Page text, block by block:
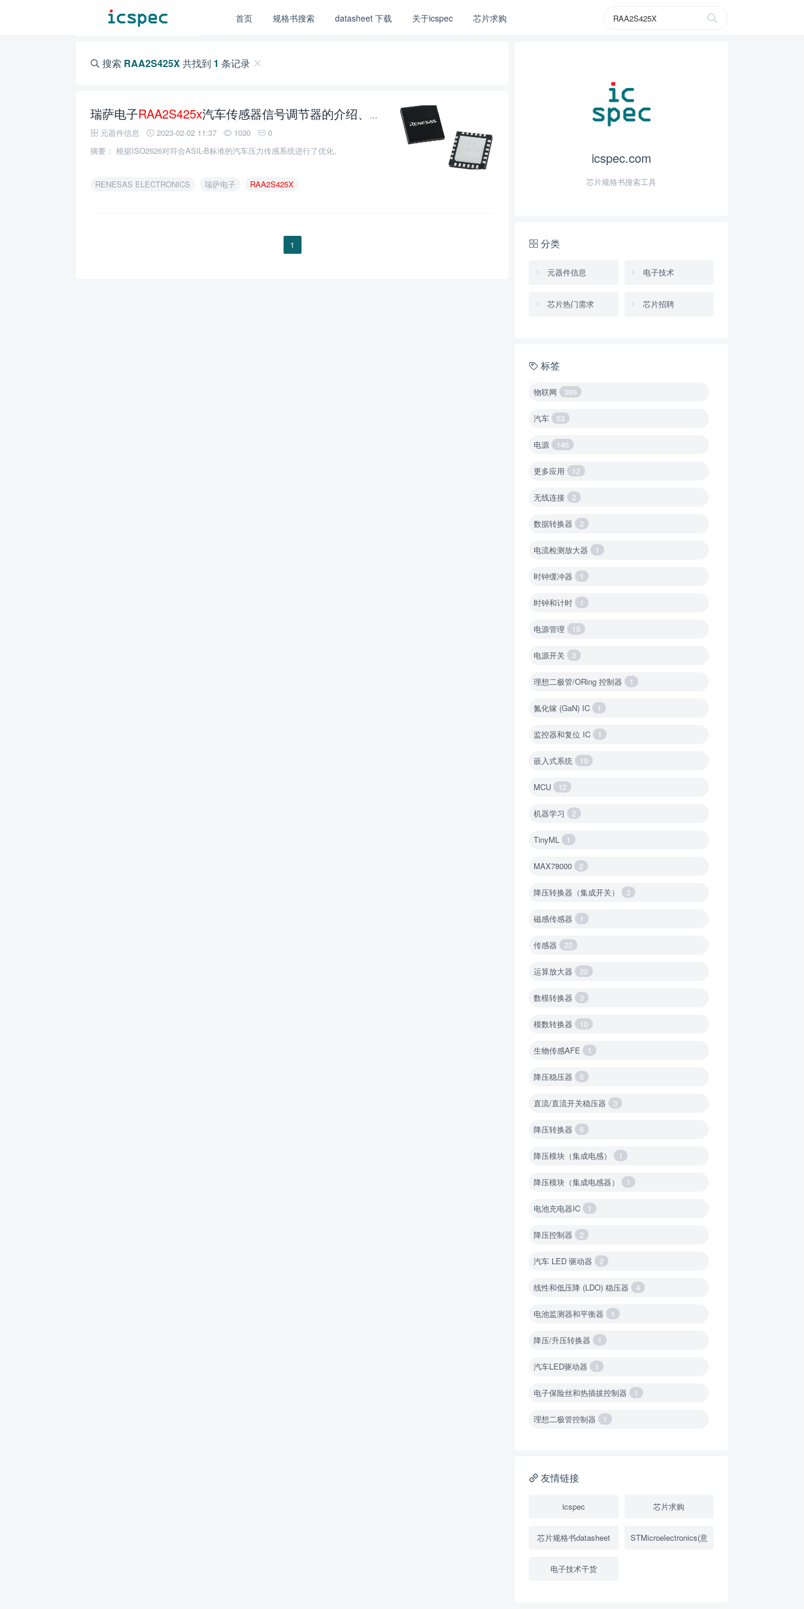
首页 规格书搜索 datasheet 下载 关于icspec 芯片求购
搜索 RAA2S425X共找到 1 条记录
瑞萨电子RAA2S425x汽车传感器信号调节器的介绍、特性、及应用
元器件信息 2023-02-02 11:37 1030
0
摘要： 根据ISO2626对符合ASIL-B标准的汽车压力传感系统进行了优化。
RENESAS ELECTRONICS 瑞萨电子 RAA2S425X
1
icspec.com
芯片规格书搜索工具
分类
元器件信息 电子技术
芯片热门需求 芯片招聘
标签
物联网 386
汽车 53
电源 146
更多应用 12
无线连接 2
数据转换器 2
电流检测放大器 1
时钟缓冲器 1
时钟和计时 1
电源管理 19
电源开关 3
理想二极管/ORing 控制器 1
氮化镓 (GaN) IC 1
监控器和复位 IC 1
嵌入式系统 19
MCU 12
机器学习 2
TinyML 1
MAX78000 2
降压转换器（集成开关） 3
磁感传感器 1
传感器 22
运算放大器 20
数模转换器 3
模数转换器 10
生物传感AFE 1
降压稳压器 5
直流/直流开关稳压器 3
降压转换器 6
降压模块（集成电感） 1
降压模块（集成电感器） 1
电池充电器IC 1
降压控制器 2
汽车 LED 驱动器 2
线性和低压降 (LDO) 稳压器 4
电池监测器和平衡器 1
降压/升压转换器 1
汽车LED驱动器 1
电子保险丝和热插拔控制器 1
理想二极管控制器 1
降压转换器（继承开关）
USB隔离器 1
友情链接
icspec 芯片求购
芯片规格书datasheet STMicroelectronics(意
电子技术干货